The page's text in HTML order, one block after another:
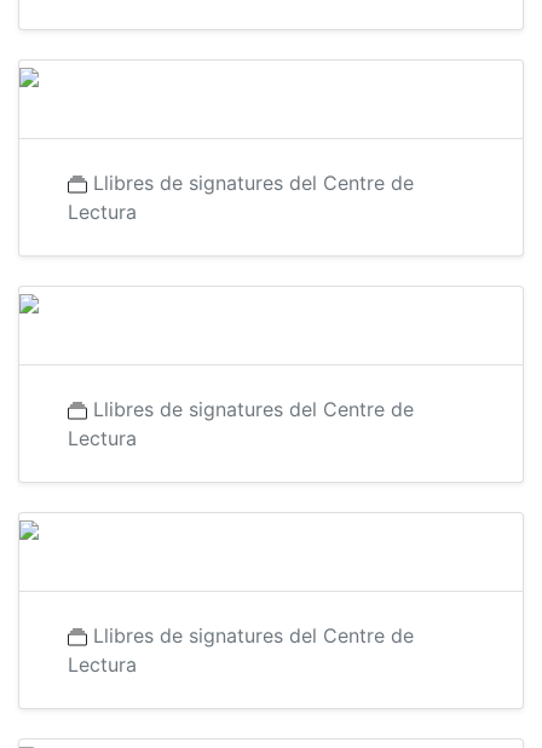
Llibres de signatures del Centre de
Lectura
Llibres de signatures del Centre de
Lectura
Llibres de signatures del Centre de
Lectura